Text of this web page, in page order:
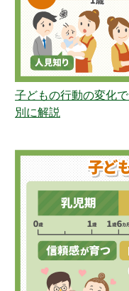
子どもの行動の変化
別に解説